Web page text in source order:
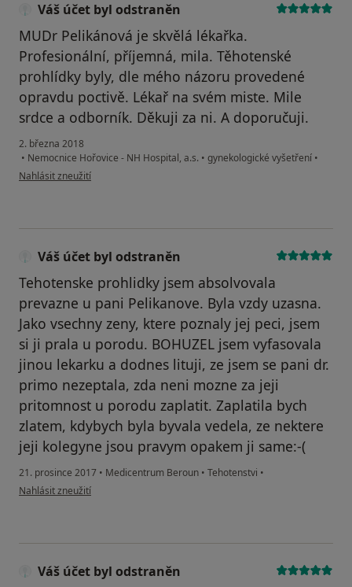
Váš účet byl odstraněn
MUDr Pelikánová je skvělá lékařka.
Profesionální, příjemná, mila. Těhotenské
prohlídky byly, dle mého názoru provedené
opravdu poctivě. Lékař na svém miste. Mile
srdce a odborník. Děkuji za ni. A doporučuji.
2. března 2018
• Nemocnice Hořovice - NH Hospital, a.s. • gynekologické vyšetření •
podle názoru uživatele Váš účet byl odstraněn
Nahlásit zneužití
Váš účet byl odstraněn
Tehotenske prohlidky jsem absolvovala
prevazne u pani Pelikanove. Byla vzdy uzasna.
Jako vsechny zeny, ktere poznaly jej peci, jsem
si ji prala u porodu. BOHUZEL jsem vyfasovala
jinou lekarku a dodnes lituji, ze jsem se pani dr.
primo nezeptala, zda neni mozne za jeji
pritomnost u porodu zaplatit. Zaplatila bych
zlatem, kdybych byla byvala vedela, ze nektere
jeji kolegyne jsou pravym opakem ji same:-(
21. prosince 2017 • Medicentrum Beroun • Tehotenstvi •
podle názoru uživatele Váš účet byl odstraněn
Nahlásit zneužití
Váš účet byl odstraněn